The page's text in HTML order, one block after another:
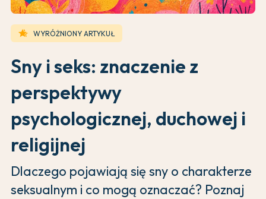
hotel_class WYRÓŻNIONY ARTYKUŁ
Sny i seks: znaczenie z
perspektywy
psychologicznej, duchowej i
religijnej
Dlaczego pojawiają się sny o charakterze
seksualnym i co mogą oznaczać? Poznaj